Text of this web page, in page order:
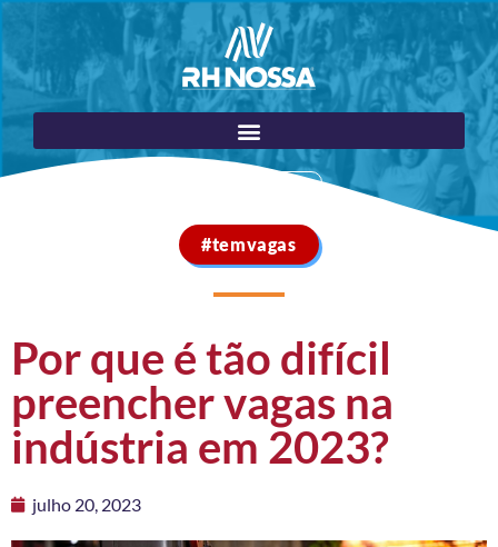
#temvagas
Por que é tão difícil
preencher vagas na
indústria em 2023?
julho 20, 2023